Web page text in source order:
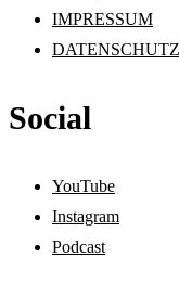
IMPRESSUM
DATENSCHUTZ
Social
YouTube
Instagram
Podcast